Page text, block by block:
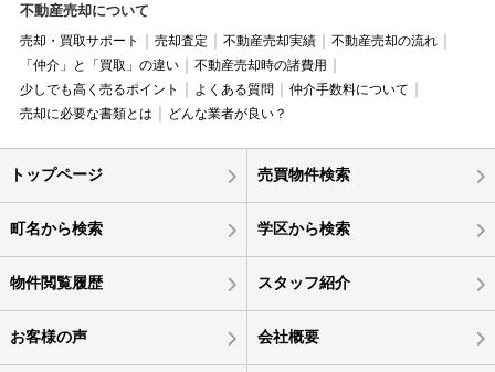
不動産売却について
売却・買取サポート 売却査定 不動産売却実績
不動産売却の流れ
「仲介」と「買取」の違い
不動産売却時の諸費用
少しでも高く売るポイント
よくある質問
仲介手数料について
売却に必要な書類とは
どんな業者が良い？
トップページ 売買物件検索
町名から検索 学区から検索
物件閲覧履歴 スタッフ紹介
お客様の声 会社概要